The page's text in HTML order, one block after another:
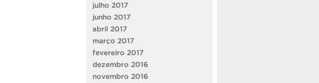
julho 2017
junho 2017
abril 2017
março 2017
fevereiro 2017
dezembro 2016
novembro 2016